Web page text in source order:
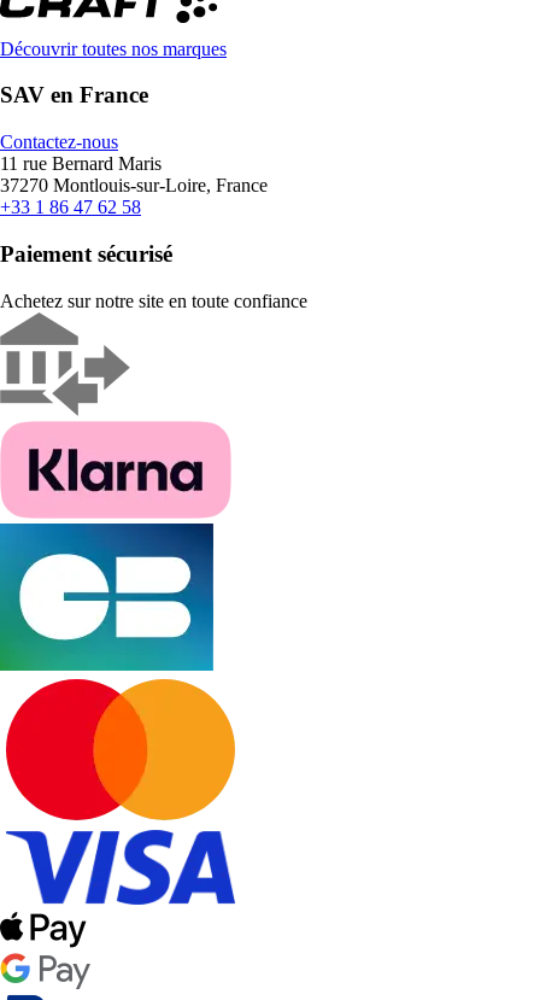
Découvrir toutes nos marques
SAV en France
Contactez-nous
11 rue Bernard Maris
37270 Montlouis-sur-Loire, France
+33 1 86 47 62 58
Paiement sécurisé
Achetez sur notre site en toute confiance